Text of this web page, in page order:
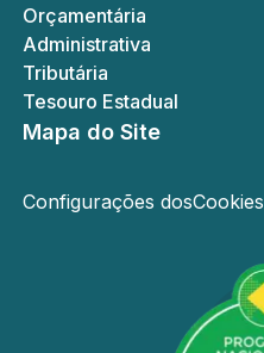
Orçamentária
Administrativa
Tributária
Tesouro Estadual
Mapa do Site
Configurações dosCookies